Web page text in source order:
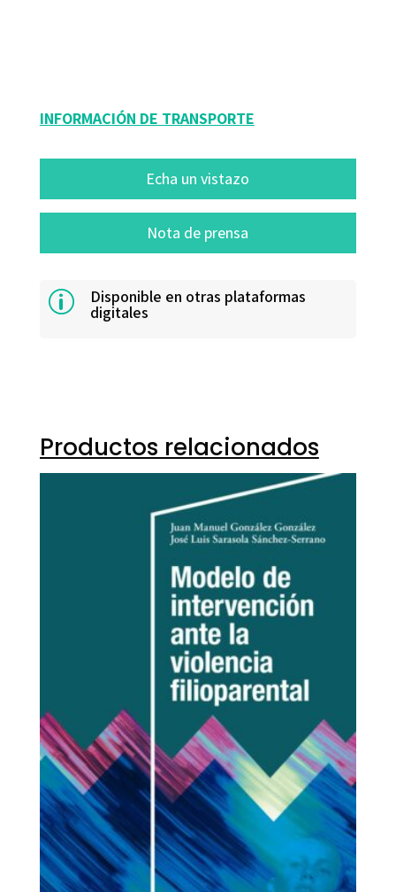
INFORMACIÓN DE TRANSPORTE
Echa un vistazo
Nota de prensa
p Disponible en otras plataformas
digitales
Productos relacionados